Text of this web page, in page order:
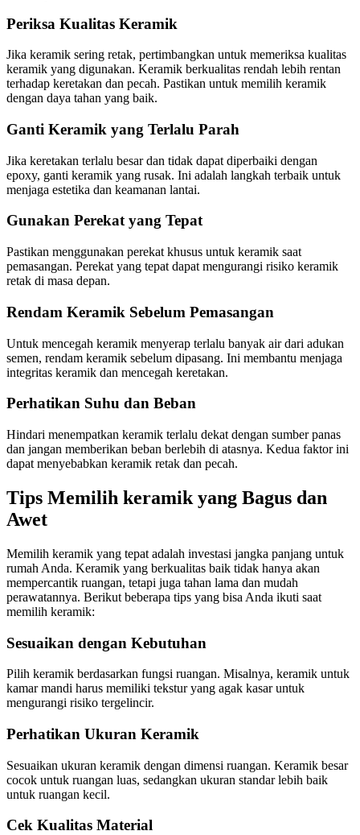
Periksa Kualitas Keramik
Jika keramik sering retak, pertimbangkan untuk memeriksa kualitas
keramik yang digunakan. Keramik berkualitas rendah lebih rentan
terhadap keretakan dan pecah. Pastikan untuk memilih keramik
dengan daya tahan yang baik.
Ganti Keramik yang Terlalu Parah
Jika keretakan terlalu besar dan tidak dapat diperbaiki dengan
epoxy, ganti keramik yang rusak. Ini adalah langkah terbaik untuk
menjaga estetika dan keamanan lantai.
Gunakan Perekat yang Tepat
Pastikan menggunakan perekat khusus untuk keramik saat
pemasangan. Perekat yang tepat dapat mengurangi risiko keramik
retak di masa depan.
Rendam Keramik Sebelum Pemasangan
Untuk mencegah keramik menyerap terlalu banyak air dari adukan
semen, rendam keramik sebelum dipasang. Ini membantu menjaga
integritas keramik dan mencegah keretakan.
Perhatikan Suhu dan Beban
Hindari menempatkan keramik terlalu dekat dengan sumber panas
dan jangan memberikan beban berlebih di atasnya. Kedua faktor ini
dapat menyebabkan keramik retak dan pecah.
Tips Memilih keramik yang Bagus dan
Awet
Memilih keramik yang tepat adalah investasi jangka panjang untuk
rumah Anda. Keramik yang berkualitas baik tidak hanya akan
mempercantik ruangan, tetapi juga tahan lama dan mudah
perawatannya. Berikut beberapa tips yang bisa Anda ikuti saat
memilih keramik:
Sesuaikan dengan Kebutuhan
Pilih keramik berdasarkan fungsi ruangan. Misalnya, keramik untuk
kamar mandi harus memiliki tekstur yang agak kasar untuk
mengurangi risiko tergelincir.
Perhatikan Ukuran Keramik
Sesuaikan ukuran keramik dengan dimensi ruangan. Keramik besar
cocok untuk ruangan luas, sedangkan ukuran standar lebih baik
untuk ruangan kecil.
Cek Kualitas Material